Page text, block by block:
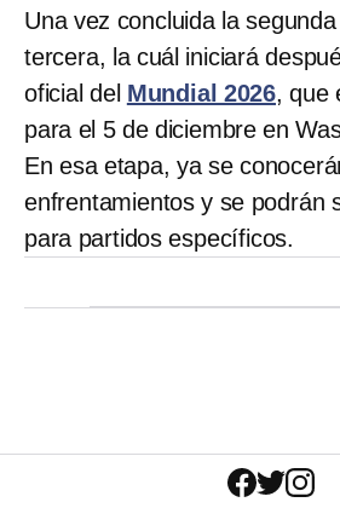
Una vez concluida la
tercera, la cuál iniciará
oficial del Mundial 2026, que
para el 5 de diciembre en
En esa etapa, ya se
enfrentamientos y se podrán
para partidos específicos.